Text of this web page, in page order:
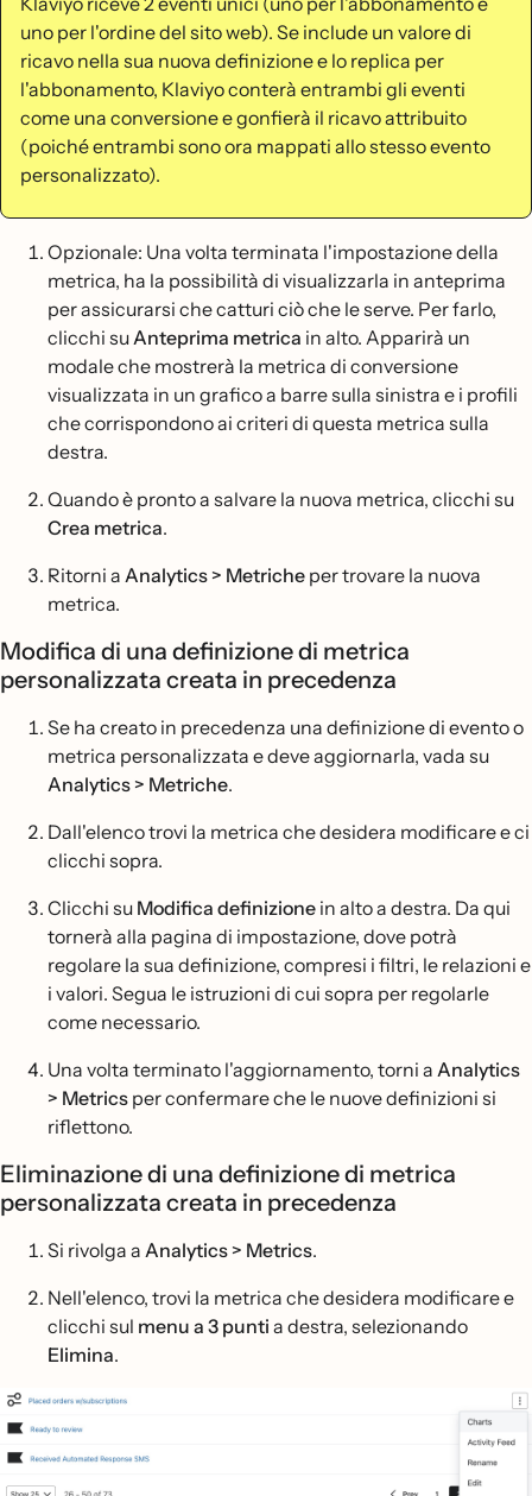
uno per l'ordine del sito web). Se include un valore di
ricavo nella sua nuova definizione e lo replica per
l'abbonamento, Klaviyo conterà entrambi gli eventi
come una conversione e gonfierà il ricavo attribuito
(poiché entrambi sono ora mappati allo stesso evento
personalizzato).
Opzionale: Una volta terminata l'impostazione della
metrica, ha la possibilità di visualizzarla in anteprima
per assicurarsi che catturi ciò che le serve. Per farlo,
clicchi su Anteprima metrica in alto. Apparirà un
modale che mostrerà la metrica di conversione
visualizzata in un grafico a barre sulla sinistra e i profili
che corrispondono ai criteri di questa metrica sulla
destra.
Quando è pronto a salvare la nuova metrica, clicchi su
Crea metrica.
Ritorni a Analytics > Metriche per trovare la nuova
metrica.
Modifica di una definizione di metrica
personalizzata creata in precedenza
Se ha creato in precedenza una definizione di evento o
metrica personalizzata e deve aggiornarla, vada su
Analytics > Metriche.
Dall'elenco trovi la metrica che desidera modificare e ci
clicchi sopra.
Clicchi su Modifica definizione in alto a destra. Da qui
tornerà alla pagina di impostazione, dove potrà
regolare la sua definizione, compresi i filtri, le relazioni e
i valori. Segua le istruzioni di cui sopra per regolarle
come necessario.
Una volta terminato l'aggiornamento, torni a Analytics
> Metrics per confermare che le nuove definizioni si
riflettono.
Eliminazione di una definizione di metrica
personalizzata creata in precedenza
Si rivolga a Analytics > Metrics.
Nell'elenco, trovi la metrica che desidera modificare e
clicchi sul menu a 3 punti a destra, selezionando
Elimina.